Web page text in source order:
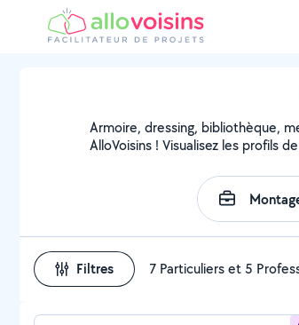
Armoire, dressing, bibliothèque,
AlloVoisins ! Visualisez les profils
Filtres 7 Particuliers et 5